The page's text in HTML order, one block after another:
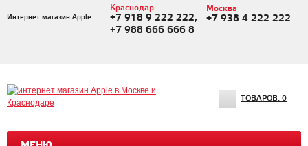
Интернет магазин Apple
Краснодар
+7 918 9 222 222,
+7 988 666 666 8
Москва
+7 938 4 222 222
ТОВАРОВ: 0